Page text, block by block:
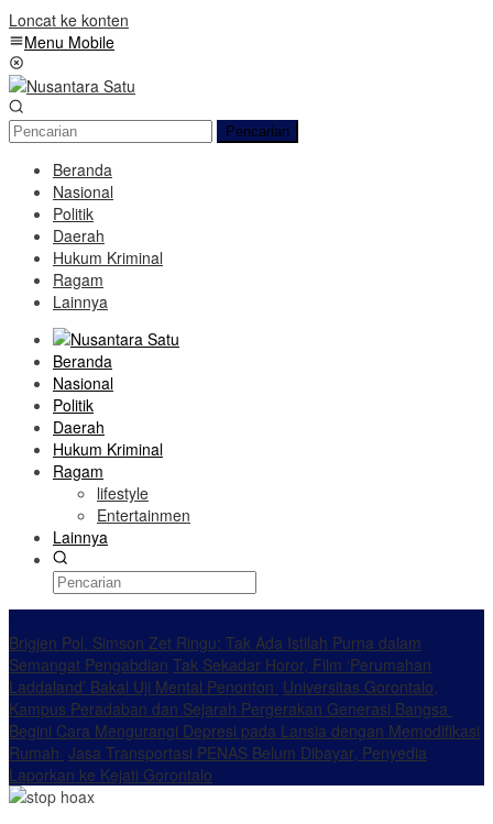
Loncat ke konten
Menu Mobile
Pencarian
Beranda
Nasional
Politik
Daerah
Hukum Kriminal
Ragam
Lainnya
Beranda
Nasional
Politik
Daerah
Hukum Kriminal
Ragam
lifestyle
Entertainmen
Lainnya
Brigjen Pol. Simson Zet Ringu: Tak Ada Istilah Purna dalam
Semangat Pengabdian Tak Sekadar Horor, Film ‘Perumahan
Laddaland’ Bakal Uji Mental Penonton Universitas Gorontalo,
Kampus Peradaban dan Sejarah Pergerakan Generasi Bangsa
Begini Cara Mengurangi Depresi pada Lansia dengan Memodifikasi
Rumah Jasa Transportasi PENAS Belum Dibayar, Penyedia
Laporkan ke Kejati Gorontalo